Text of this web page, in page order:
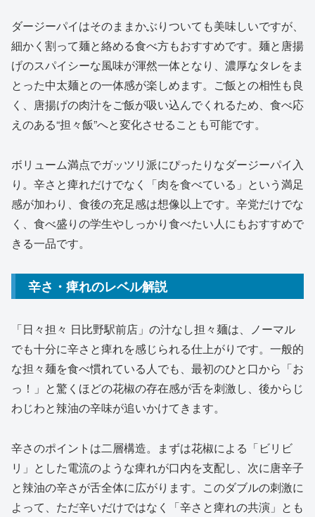
ダージーパイはそのままかぶりついても美味しいですが、
細かく割って麺と絡める食べ方もおすすめです。麺と唐揚
げのスパイシーな風味が渾然一体となり、濃厚なタレをま
とった中太麺との一体感が楽しめます。ご飯との相性も良
く、唐揚げの肉汁をご飯が吸い込んでくれるため、食べ応
えのある“担々飯”へと変化させることも可能です。
ボリューム満点でガッツリ派にぴったりなダージーパイ入
り。辛さと痺れだけでなく「肉を食べている」という満足
感が加わり、食後の充足感は想像以上です。辛党だけでな
く、食べ盛りの学生やしっかり食べたい人にもおすすめで
きる一品です。
辛さ・痺れのレベル解説
「日々担々 日比野駅前店」の汁なし担々麺は、ノーマル
でも十分に辛さと痺れを感じられる仕上がりです。一般的
な担々麺を食べ慣れている人でも、最初のひと口から「お
っ！」と驚くほどの花椒の存在感が舌を刺激し、後からじ
わじわと辣油の辛味が追いかけてきます。
辛さのポイントは二層構造。まずは花椒による「ビリビ
リ」とした電流のような痺れが口内を支配し、次に唐辛子
と辣油の辛さが舌全体に広がります。このダブルの刺激に
よって、ただ辛いだけではなく「辛さと痺れの共演」とも